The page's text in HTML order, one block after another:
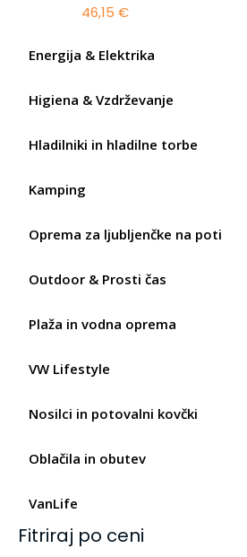
Energija & Elektrika
Higiena & Vzdrževanje
Hladilniki in hladilne torbe
Kamping
Oprema za ljubljenčke na poti
Outdoor & Prosti čas
Plaža in vodna oprema
VW Lifestyle
Nosilci in potovalni kovčki
Oblačila in obutev
VanLife
Fitriraj po ceni
46,15 €